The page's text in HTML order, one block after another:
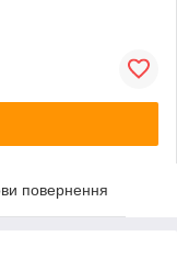
повернення